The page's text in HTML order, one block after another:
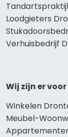
Loodgieters
Verhuisbedrijf
Wij zijn er voor
Winkelen
Meubel-